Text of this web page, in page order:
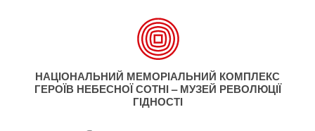
НАЦІОНАЛЬНИЙ МЕМОРІАЛЬНИЙ КОМПЛЕКС
ГЕРОЇВ НЕБЕСНОЇ СОТНІ – МУЗЕЙ РЕВОЛЮЦІЇ
ГІДНОСТІ